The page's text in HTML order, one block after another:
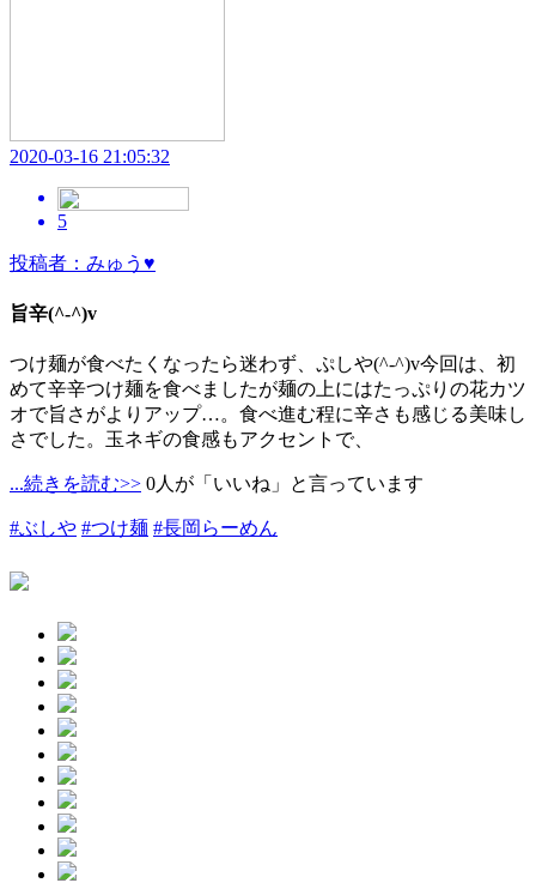
2020-03-16 21:05:32
5
投稿者：みゅう♥
旨辛(^-^)v
つけ麺が食べたくなったら迷わず、ぷしや(^-^)v今回は、初
めて辛辛つけ麺を食べましたが麺の上にはたっぷりの花カツ
オで旨さがよりアップ…。食べ進む程に辛さも感じる美味し
さでした。玉ネギの食感もアクセントで、
...続きを読む>> 0人が「いいね」と言っています
#ぶしや #つけ麺 #長岡らーめん